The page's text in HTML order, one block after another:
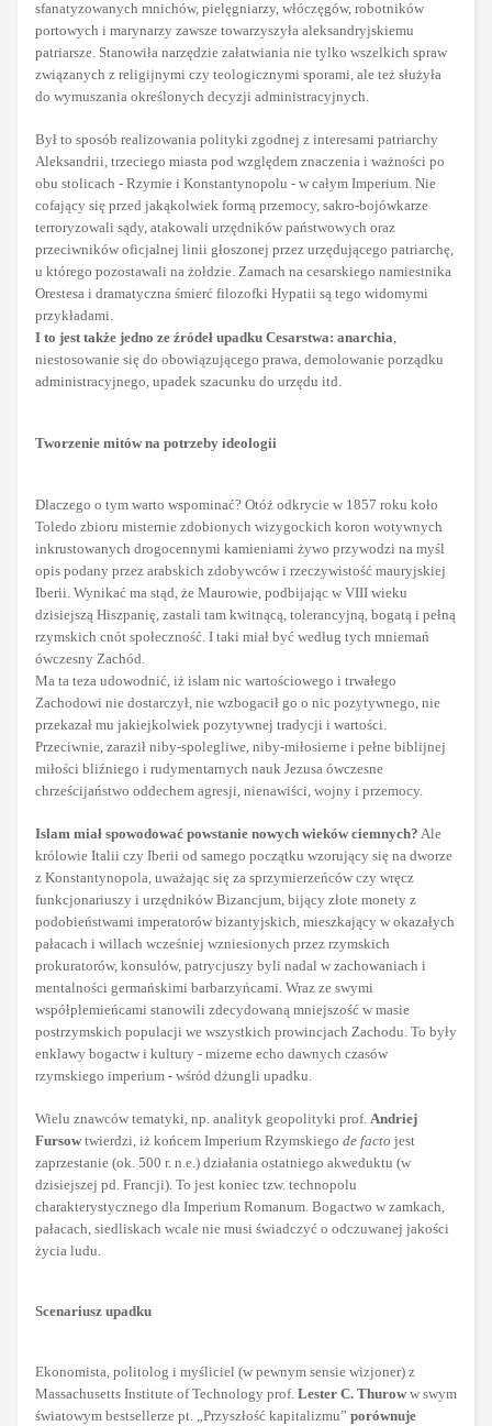
sfanatyzowanych mnichów, pielęgniarzy, włóczęgów, robotników
portowych i marynarzy zawsze towarzyszyła aleksandryjskiemu
patriarsze. Stanowiła narzędzie załatwiania nie tylko wszelkich spraw
związanych z religijnymi czy teologicznymi sporami, ale też służyła
do wymuszania określonych decyzji administracyjnych.
Był to sposób realizowania polityki zgodnej z interesami patriarchy
Aleksandrii, trzeciego miasta pod względem znaczenia i ważności po
obu stolicach - Rzymie i Konstantynopolu - w całym Imperium. Nie
cofający się przed jakąkolwiek formą przemocy, sakro-bojówkarze
terroryzowali sądy, atakowali urzędników państwowych oraz
przeciwników oficjalnej linii głoszonej przez urzędującego patriarchę,
u którego pozostawali na żołdzie. Zamach na cesarskiego namiestnika
Orestesa i dramatyczna śmierć filozofki Hypatii są tego widomymi
przykładami.
I to jest także jedno ze źródeł upadku Cesarstwa: anarchia,
niestosowanie się do obowiązującego prawa, demolowanie porządku
administracyjnego, upadek szacunku do urzędu itd.
Tworzenie mitów na potrzeby ideologii
Dlaczego o tym warto wspominać? Otóż odkrycie w 1857 roku koło
Toledo zbioru misternie zdobionych wizygockich koron wotywnych
inkrustowanych drogocennymi kamieniami żywo przywodzi na myśl
opis podany przez arabskich zdobywców i rzeczywistość mauryjskiej
Iberii. Wynikać ma stąd, że Maurowie, podbijając w VIII wieku
dzisiejszą Hiszpanię, zastali tam kwitnącą, tolerancyjną, bogatą i pełną
rzymskich cnót społeczność. I taki miał być według tych mniemań
ówczesny Zachód.
Ma ta teza udowodnić, iż islam nic wartościowego i trwałego
Zachodowi nie dostarczył, nie wzbogacił go o nic pozytywnego, nie
przekazał mu jakiejkolwiek pozytywnej tradycji i wartości.
Przeciwnie, zaraził niby-spolegliwe, niby-miłosierne i pełne biblijnej
miłości bliźniego i rudymentarnych nauk Jezusa ówczesne
chrześcijaństwo oddechem agresji, nienawiści, wojny i przemocy.
Islam miał spowodować powstanie nowych wieków ciemnych? Ale
królowie Italii czy Iberii od samego początku wzorujący się na dworze
z Konstantynopola, uważając się za sprzymierzeńców czy wręcz
funkcjonariuszy i urzędników Bizancjum, bijący złote monety z
podobieństwami imperatorów bizantyjskich, mieszkający w okazałych
pałacach i willach wcześniej wzniesionych przez rzymskich
prokuratorów, konsulów, patrycjuszy byli nadal w zachowaniach i
mentalności germańskimi barbarzyńcami. Wraz ze swymi
współplemieńcami stanowili zdecydowaną mniejszość w masie
postrzymskich populacji we wszystkich prowincjach Zachodu. To były
enklawy bogactw i kultury - mizerne echo dawnych czasów
rzymskiego imperium - wśród dżungli upadku.
Wielu znawców tematyki, np. analityk geopolityki prof. Andriej
Fursow twierdzi, iż końcem Imperium Rzymskiego de facto jest
zaprzestanie (ok. 500 r. n.e.) działania ostatniego akweduktu (w
dzisiejszej pd. Francji). To jest koniec tzw. technopolu
charakterystycznego dla Imperium Romanum. Bogactwo w zamkach,
pałacach, siedliskach wcale nie musi świadczyć o odczuwanej jakości
życia ludu.
Scenariusz upadku
Ekonomista, politolog i myśliciel (w pewnym sensie wizjoner) z
Massachusetts Institute of Technology prof. Lester C. Thurow w swym
światowym bestsellerze pt. „Przyszłość kapitalizmu” porównuje